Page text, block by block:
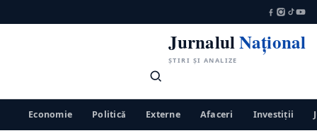
JurnalulNațional
ȘTIRI ȘI ANALIZE
Economie Politică Externe Afaceri Investiții